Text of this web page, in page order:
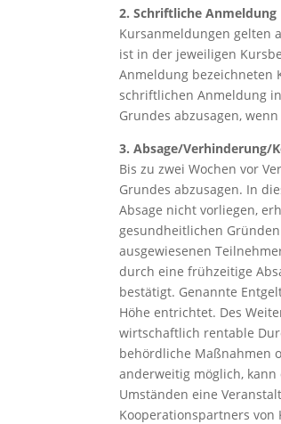
2. Schriftliche Anmeldung
Kursanmeldungen gelten
ist in der jeweiligen
Anmeldung bezeichneten
schriftlichen Anmeldung
Grundes abzusagen,
3. Absage/Verhinderung/
Bis zu zwei Wochen vor
Grundes abzusagen. In
Absage nicht vorliegen,
gesundheitlichen
ausgewiesenen
durch eine frühzeitige
bestätigt. Genannte
Höhe entrichtet. Des
wirtschaftlich rentable
behördliche Maßnahmen
anderweitig möglich,
Umständen eine
Kooperationspartners von